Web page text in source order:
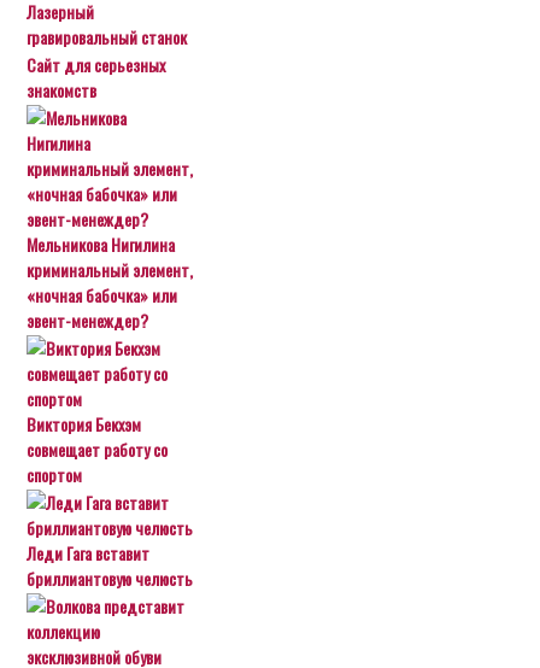
Лазерный
гравировальный станок
Сайт для серьезных
знакомств
Мельникова Нигилина
криминальный элемент,
«ночная бабочка» или
эвент-менеждер?
Виктория Бекхэм
совмещает работу со
спортом
Леди Гага вставит
бриллиантовую челюсть